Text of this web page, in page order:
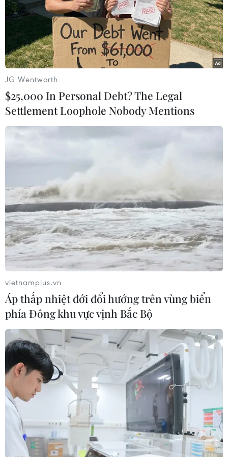
#Đà Nẵng
#Dịch COVID-19
#Số ca nhiễm virus SARS-CoV-2
#Diễn biến mới nhất về dịch COVID-19
Theo dõi VietnamPlus
TIN LIÊN QUAN
JG Wentworth
$25,000 In Personal Debt? The Legal
Settlement Loophole Nobody Mentions
vietnamplus.vn
Áp thấp nhiệt đới đổi hướng trên vùng biển
phía Đông khu vực vịnh Bắc Bộ